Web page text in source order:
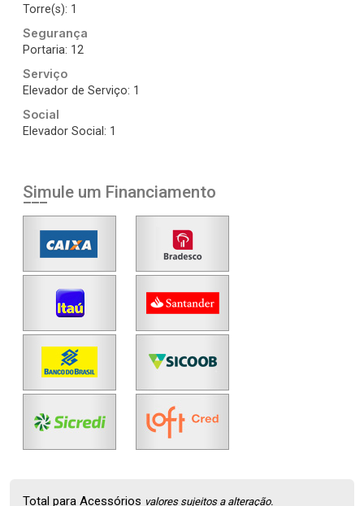
Torre(s): 1
Segurança
Portaria: 12
Serviço
Elevador de Serviço: 1
Social
Elevador Social: 1
Simule um Financiamento
Total para Acessórios valores sujeitos a alteração.